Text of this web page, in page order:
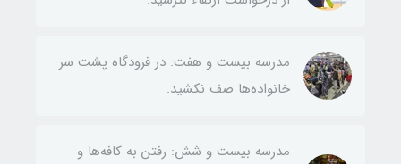
مدرسه بیست و هفت: در فرودگاه‌ پشت سر
خانواده‌ها صف نکشید.
مدرسه بیست و شش: رفتن به کافه‌ها و